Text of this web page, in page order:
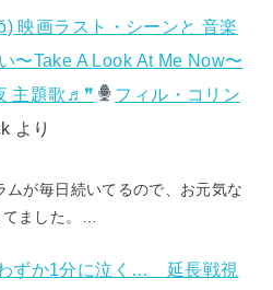
映画ラスト・シーンと 音楽
〜Take A Look At Me Now〜
主題歌♬❞
フィル・コリン
より
ムが毎日続いてるので、お元気な
ました。…
わずか1分に泣く… 延長戦視